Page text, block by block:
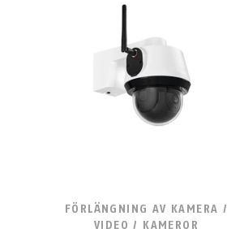
FÖRLÄNGNING AV KAMERA /
VIDEO / KAMEROR